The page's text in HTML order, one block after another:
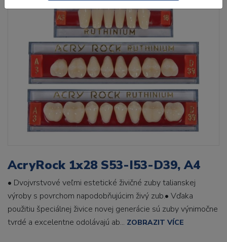
AcryRock 1x28 S53-I53-D39, A4
• Dvojvrstvové veľmi estetické živičné zuby talianskej
výroby s povrchom napodobňujúcim živý zub.• Vďaka
použitiu špeciálnej živice novej generácie sú zuby výnimočne
tvrdé a excelentne odolávajú ab... ZOBRAZIT VÍCE